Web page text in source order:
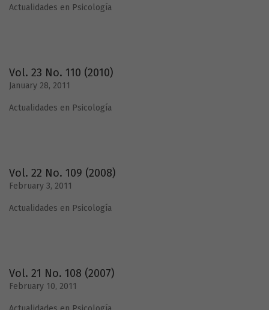
Actualidades en Psicología
Vol. 23 No. 110 (2010)
January 28, 2011
Actualidades en Psicología
Vol. 22 No. 109 (2008)
February 3, 2011
Actualidades en Psicología
Vol. 21 No. 108 (2007)
February 10, 2011